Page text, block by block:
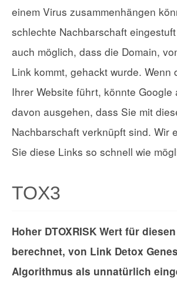
einem Virus zusammenhängen
schlechte Nachbarschaft
auch möglich, dass die Domain,
Link kommt, gehackt wurde. Wenn
Ihrer Website führt, könnte Google
davon ausgehen, dass Sie mit
Nachbarschaft verknüpft sind. Wir
Sie diese Links so schnell wie
TOX3
Hoher DTOXRISK Wert für
berechnet, von Link Detox
Algorithmus als unnatürlich